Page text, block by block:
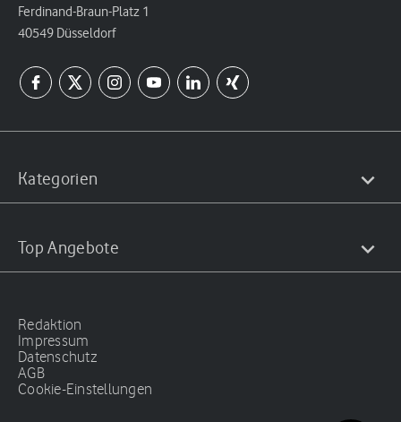
Ferdinand-Braun-Platz 1
40549 Düsseldorf
Kategorien
Top Angebote
Redaktion
Impressum
Datenschutz
AGB
Cookie-Einstellungen